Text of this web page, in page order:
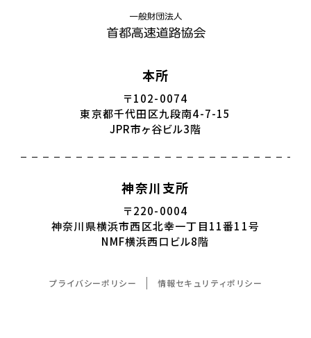
本所
〒102-0074
東京都千代田区九段南4-7-15
JPR市ヶ谷ビル3階
神奈川支所
〒220-0004
神奈川県横浜市西区北幸一丁目11番11号
NMF横浜西口ビル8階
プライバシーポリシー 情報セキュリティポリシー